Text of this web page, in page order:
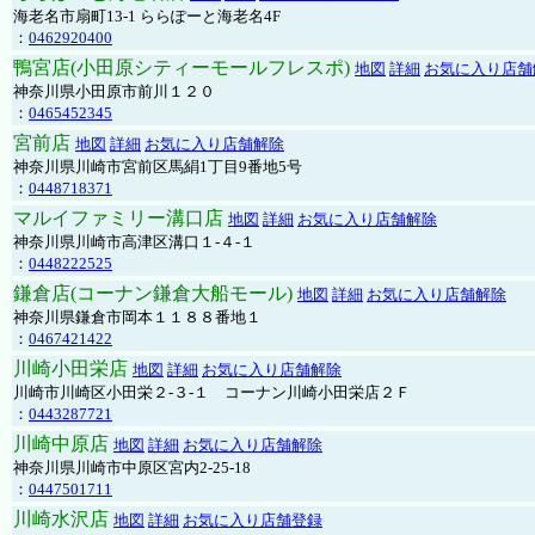
海老名市扇町13-1 ららぽーと海老名4F
： 0462920400
鴨宮店(小田原シティーモールフレスポ) 地図 詳細 お気に入り店
神奈川県小田原市前川１２０
： 0465452345
宮前店 地図 詳細 お気に入り店舗解除
神奈川県川崎市宮前区馬絹1丁目9番地5号
： 0448718371
マルイファミリー溝口店 地図 詳細 お気に入り店舗解除
神奈川県川崎市高津区溝口１-４-１
： 0448222525
鎌倉店(コーナン鎌倉大船モール) 地図 詳細 お気に入り店舗解除
神奈川県鎌倉市岡本１１８８番地１
： 0467421422
川崎小田栄店 地図 詳細 お気に入り店舗解除
川崎市川崎区小田栄２‐３‐１ コーナン川崎小田栄店２Ｆ
： 0443287721
川崎中原店 地図 詳細 お気に入り店舗解除
神奈川県川崎市中原区宮内2-25-18
： 0447501711
川崎水沢店 地図 詳細 お気に入り店舗登録